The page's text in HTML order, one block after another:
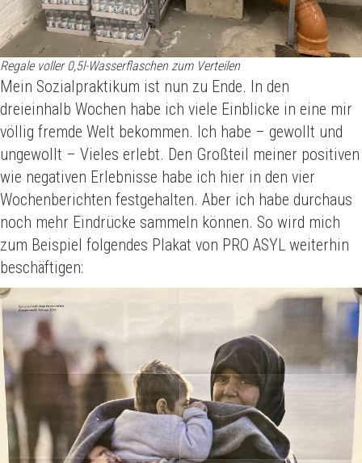
Regale voller 0,5l-Wasserflaschen zum Verteilen
Mein Sozialpraktikum ist nun zu Ende. In den
dreieinhalb Wochen habe ich viele Einblicke in eine mir
völlig fremde Welt bekommen. Ich habe – gewollt und
ungewollt – Vieles erlebt. Den Großteil meiner positiven
wie negativen Erlebnisse habe ich hier in den vier
Wochenberichten festgehalten. Aber ich habe durchaus
noch mehr Eindrücke sammeln können. So wird mich
zum Beispiel folgendes Plakat von PRO ASYL weiterhin
beschäftigen: